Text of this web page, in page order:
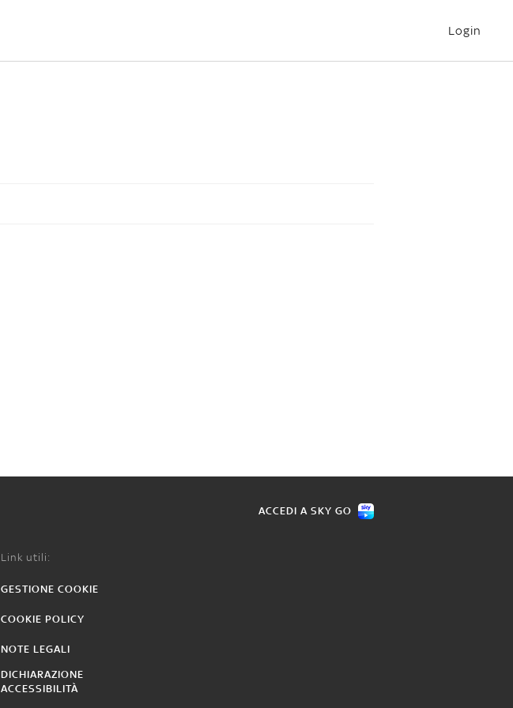
Login
ACCEDI A SKY GO
Link utili:
GESTIONE COOKIE
COOKIE POLICY
NOTE LEGALI
DICHIARAZIONE
ACCESSIBILITÀ